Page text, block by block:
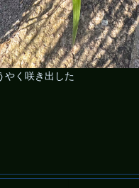
やく咲き出した